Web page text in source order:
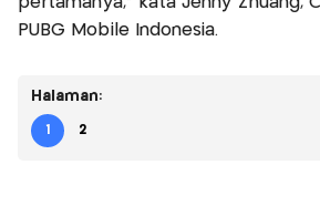
PUBG Mobile Indonesia.
Halaman:
1 2